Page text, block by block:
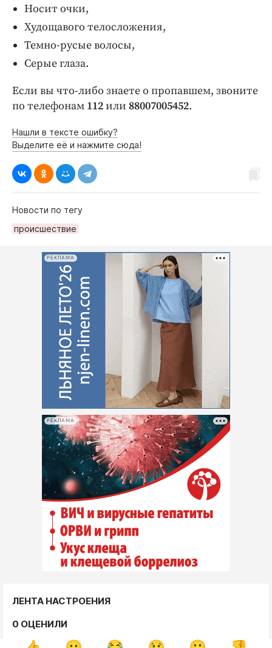
Носит очки,
Худощавого телосложения,
Темно-русые волосы,
Серые глаза.
Если вы что-либо знаете о пропавшем, звоните
по телефонам 112или 88007005452.
Нашли в тексте ошибку?
Выделите её и нажмите сюда!
Новости по тегу
происшествие
РЕКЛАМА
РЕКЛАМА
ЛЕНТА НАСТРОЕНИЯ
0 ОЦЕНИЛИ